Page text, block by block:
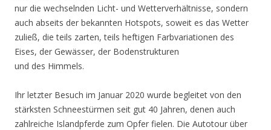
nur die wechselnden Licht- und Wetterverhältnisse, sondern
auch abseits der bekannten Hotspots, soweit es das Wetter
zuließ, die teils zarten, teils heftigen Farbvariationen des
Eises, der Gewässer, der Bodenstrukturen
und des Himmels.
Ihr letzter Besuch im Januar 2020 wurde begleitet von den
stärksten Schneestürmen seit gut 40 Jahren, denen auch
zahlreiche Islandpferde zum Opfer fielen. Die Autotour über